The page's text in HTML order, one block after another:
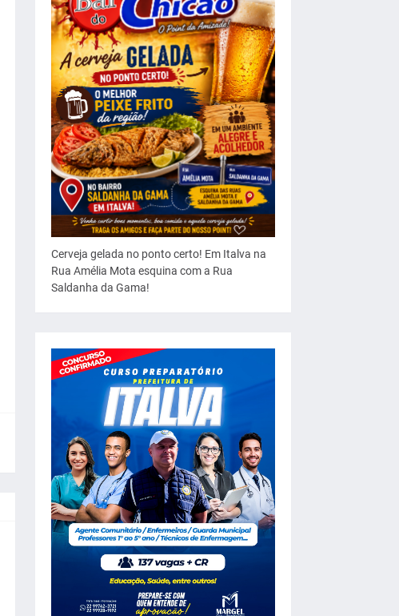
Cerveja gelada no ponto certo! Em Italva na
Rua Amélia Mota esquina com a Rua
Saldanha da Gama!